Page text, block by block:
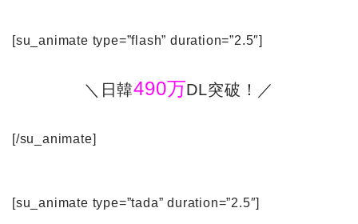
[su_animate type=”flash” duration=”2.5″]
＼日韓490万DL突破！／
[/su_animate]
[su_animate type=”tada” duration=”2.5″]